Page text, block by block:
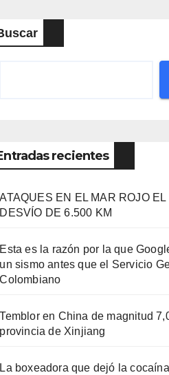
recientes
ATAQUES EN EL MAR ROJO
DESVÍO DE 6.500 KM
Esta es la razón por la que
un sismo antes que el Servicio
Colombiano
Temblor en China de magnitud
provincia de Xinjiang
La boxeadora que dejó la